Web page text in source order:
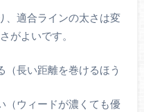
、適合ラインの太さは変
がよいです。
（長い距離を巻けるほう
（ウィードが濃くても優